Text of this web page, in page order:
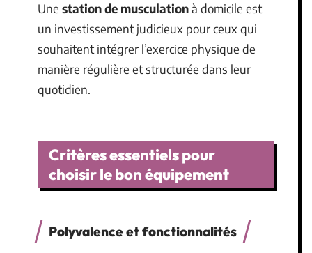
Une station de musculationà domicile est
un investissement judicieux pour ceux qui
souhaitent intégrer l’exercice physique de
manière régulière et structurée dans leur
quotidien.
Critères essentiels pour
choisir le bon équipement
Polyvalence et fonctionnalités